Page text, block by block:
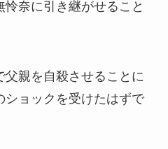
奈に引き継がせること
親を自殺させることに
ショックを受けたはずで